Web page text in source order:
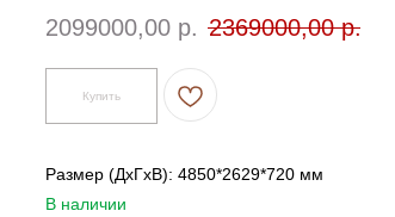
2099000,00 р. 2369000,00 р.
Купить
Размер (ДxГxВ): 4850*2629*720 мм
В наличии